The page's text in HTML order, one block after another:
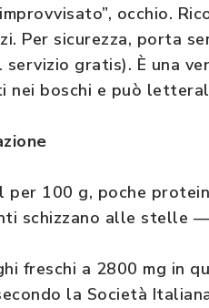
occhio.
Per sicurezza, porta
gratis). È una
nei boschi e può
100 g, poche
schizzano alle stelle
freschi a 2800 mg in
la Società